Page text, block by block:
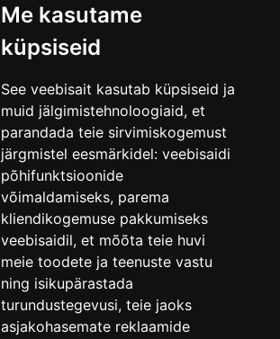
Me kasutame
küpsiseid
See veebisait kasutab küpsiseid ja
muid jälgimistehnoloogiaid, et
parandada teie sirvimiskogemust
järgmistel eesmärkidel: veebisaidi
põhifunktsioonide
võimaldamiseks, parema
kliendikogemuse pakkumiseks
veebisaidil, et mõõta teie huvi
meie toodete ja teenuste vastu
ning isikupärastada
turundustegevusi, teie jaoks
asjakohasemate reklaamide
Tallinna Linnamuuseum
Vene 17
R kell 9-17(+372) 610 4178